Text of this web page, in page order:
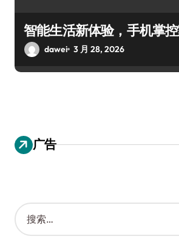
智能生活新体验，手机掌
dawei 3 月 28, 2026
广告
搜
索
：